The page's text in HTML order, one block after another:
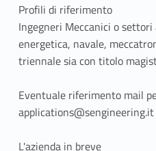
Profili di riferimento
Ingegneri Meccanici o
energetica, navale,
triennale sia con titolo
Eventuale riferimento mail
applications@sengineering.it
L'azienda in breve